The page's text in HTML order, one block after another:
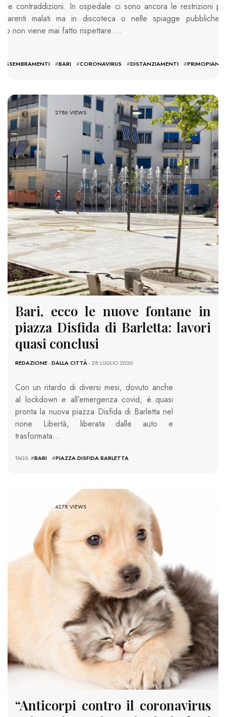
contraddizioni. In ospedale ci sono ancora le restrizioni
malati ma in discoteca o nelle spiagge pubbliche
non viene mai fatto rispettare….
ASSEMBRAMENTI #BARI #CORONAVIRUS #DISTANZIAMENTI #PRIMOPIANO
2786 VIEWS
Bari, ecco le nuove fontane in
piazza Disfida di Barletta: lavori
quasi conclusi
REDAZIONE-DALLA CITTÀ- 28 LUGLIO 2020
Con un ritardo di diversi mesi, dovuto anche
al lockdown e all’emergenza covid, è quasi
pronta la nuova piazza Disfida di Barletta nel
rione Libertà, liberata dalle auto e
trasformata…
TAGS: #BARI #PIAZZA DISFIDA BARLETTA
4278 VIEWS
“Anticorpi contro il coronavirus